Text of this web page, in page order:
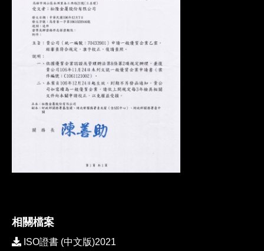
相關檔案
ISO證書 (中文版)2021